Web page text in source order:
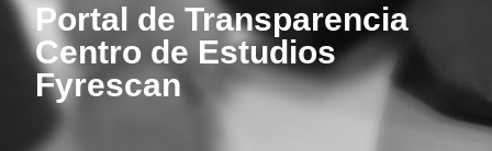
Portal de Transparencia
Centro de Estudios
Fyrescan